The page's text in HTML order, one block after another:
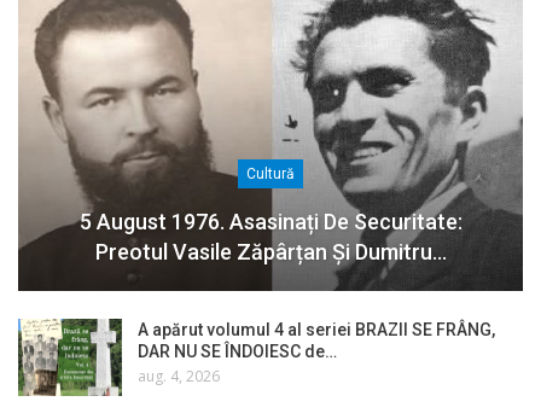
Cultură
5 August 1976. Asasinați De Securitate:
Preotul Vasile Zăpârțan Și Dumitru…
A apărut volumul 4 al seriei BRAZII SE FRÂNG,
DAR NU SE ÎNDOIESC de…
aug. 4, 2026